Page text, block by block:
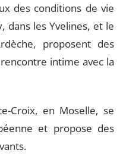
des conditions de vie
dans les Yvelines, et le
proposent des
intime avec la
Croix, en Moselle, se
et propose des